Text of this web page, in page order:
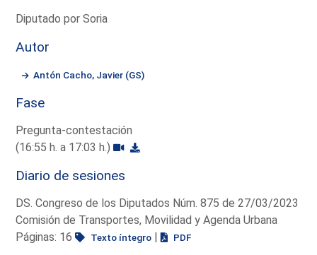
Diputado por Soria
Autor
Antón Cacho, Javier (GS)
Fase
Pregunta-contestación
(16:55 h. a 17:03 h.)
Diario de sesiones
DS. Congreso de los Diputados Núm. 875 de 27/03/2023
Comisión de Transportes, Movilidad y Agenda Urbana
Páginas: 16
Texto íntegro | PDF